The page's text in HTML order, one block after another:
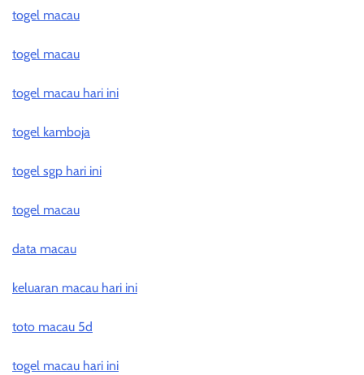
togel macau
togel macau
togel macau hari ini
togel kamboja
togel sgp hari ini
togel macau
data macau
keluaran macau hari ini
toto macau 5d
togel macau hari ini